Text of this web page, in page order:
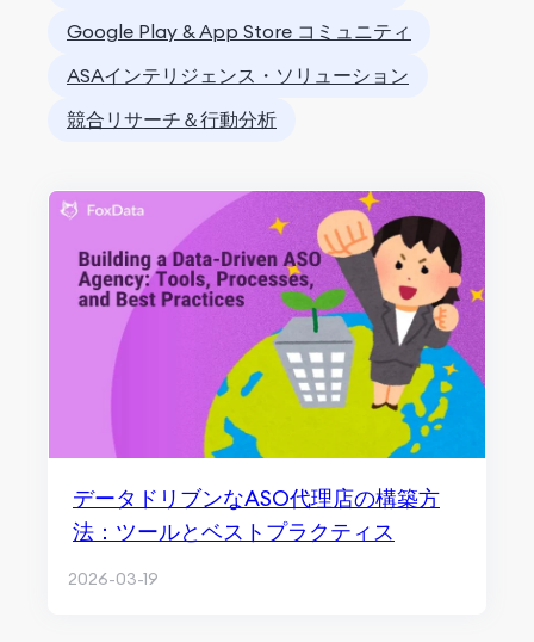
Google Play & App Store コミュニティ
ASAインテリジェンス・ソリューション
競合リサーチ＆行動分析
データドリブンなASO代理店の構築方
法：ツールとベストプラクティス
2026-03-19